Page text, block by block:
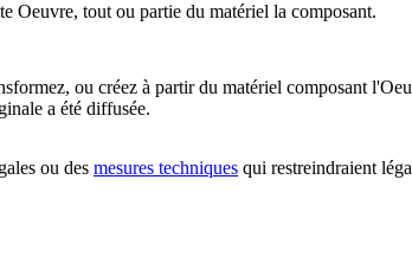
Oeuvre, tout ou partie du matériel la composant.
ou créez à partir du matériel composant
a été diffusée.
ou des mesures techniques qui restreindraient